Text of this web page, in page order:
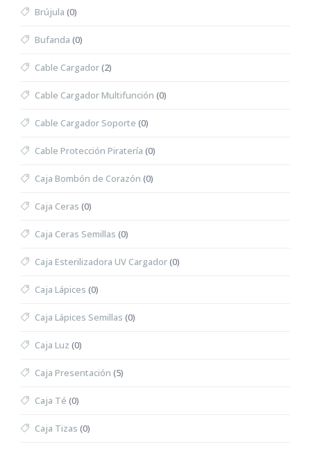
Brújula (0)
Bufanda (0)
Cable Cargador(2)
Cable Cargador Multifunción (0)
Cable Cargador Soporte (0)
Cable Protección Piratería (0)
Caja Bombón de Corazón (0)
Caja Ceras (0)
Caja Ceras Semillas (0)
Caja Esterilizadora UV Cargador(0)
Caja Lápices (0)
Caja Lápices Semillas (0)
Caja Luz (0)
Caja Presentación (5)
Caja Té (0)
Caja Tizas (0)